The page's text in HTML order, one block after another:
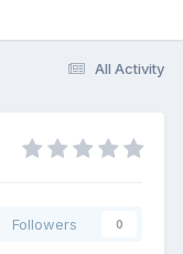
All Activity
Followers 0